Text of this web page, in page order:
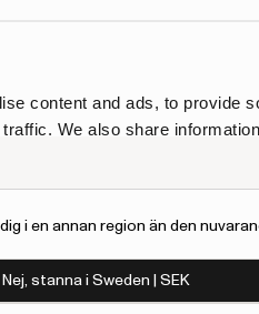
content and ads, to provide
We also share
advertising and analytics
their data and ad
and Control page.
i en annan region än den
Nej, stanna i Sweden | SEK